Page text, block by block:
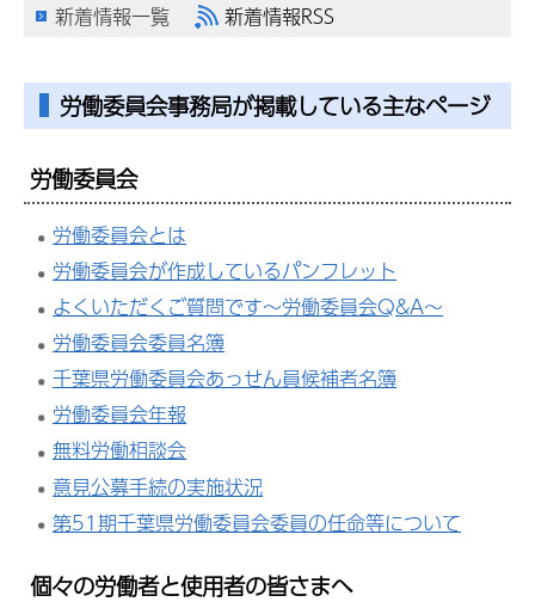
新着情報一覧
新着情報RSS
労働委員会事務局が掲載している主なページ
労働委員会
労働委員会とは
労働委員会が作成しているパンフレット
よくいただくご質問です～労働委員会Q&A～
労働委員会委員名簿
千葉県労働委員会あっせん員候補者名簿
労働委員会年報
無料労働相談会
意見公募手続の実施状況
第51期千葉県労働委員会委員の任命等について
個々の労働者と使用者の皆さまへ